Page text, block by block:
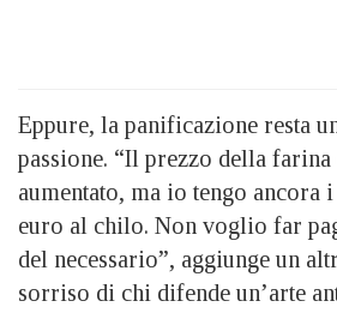
Eppure, la panificazione resta
passione. “Il prezzo della
aumentato, ma io tengo
euro al chilo. Non voglio far
del necessario”, aggiunge un
sorriso di chi difende un’arte